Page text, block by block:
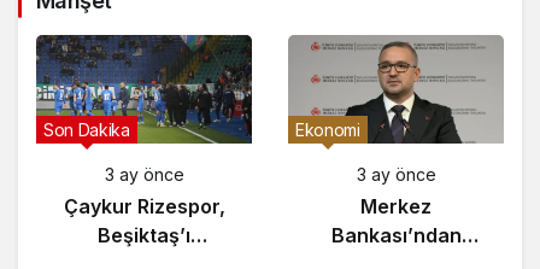
Gündem
3 ay önce
Yunanistan’da
Zeybek Tartışması
Son Dakika
3 ay önce
Çaykur Rizespor,
Beşiktaş’ı